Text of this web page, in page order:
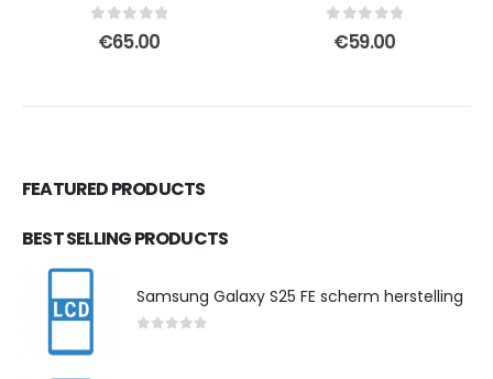
out of 5
€65.00 out of 5
€59.00
FEATURED PRODUCTS
BEST SELLING PRODUCTS
Samsung Galaxy S25 FE scherm herstelling